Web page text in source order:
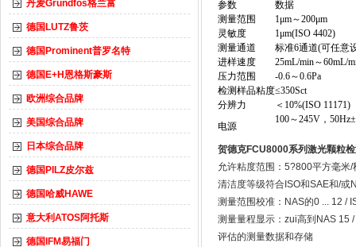
丹麦Grundfos格兰富
德国LUTZ鲁茨
德国Prominent普罗名特
德国E+H恩格斯豪斯
欧洲综合品牌
美国综合品牌
日本综合品牌
德国PILZ皮尔兹
德国哈威HAWE
意大利ATOS阿托斯
德国IFM易福门
参数
数据
测量范围
1μm～200μm
灵敏度
1μm(ISO 4402)
测量通道
标准6通道(可任意
进样速度
25mL/min～60mL/
压力范围
-0.6～0.6Pa
检测样品粘度≤350Sct
分辨力
＜10%(ISO 11171)
电源
100～245V，
贺德克FCU8000系列激光颗粒
允许粘度范围：5?800平方毫米/
清洁度等级符合ISO和SAE和/或
测量范围校准：NAS的0 ... 12 /
测量量程显示：zui高到NAS 15
评估的测量数据和存储